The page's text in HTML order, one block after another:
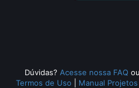
Dúvidas? Acesse nossa FAQ
Termos de Uso
Manual Projetos